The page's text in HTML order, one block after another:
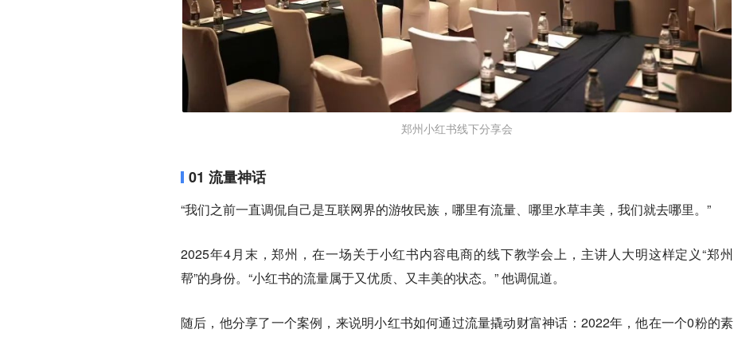
郑州小红书线下分享会
01 流量神话
“我们之前一直调侃自己是互联网界的游牧民族，哪里有流量、哪里水草丰美，我们就去哪里。”
2025年4月末，郑州，在一场关于小红书内容电商的线下教学会上，主讲人大明这样定义“郑州
帮”的身份。“小红书的流量属于又优质、又丰美的状态。” 他调侃道。
随后，他分享了一个案例，来说明小红书如何通过流量撬动财富神话：2022年，他在一个0粉的素